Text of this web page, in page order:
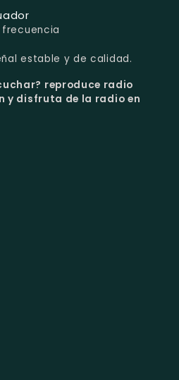
frecuencia
estable y de calidad.
reproduce radio
y disfruta de la radio en